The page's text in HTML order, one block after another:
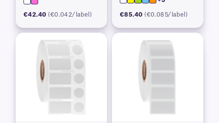
€42.40 (€0.042/label) €85.40 (€0.085/label)